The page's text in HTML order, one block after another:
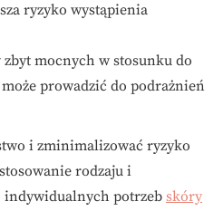
ryzyko wystąpienia
mocnych w stosunku do
prowadzić do podrażnień
i zminimalizować ryzyko
rodzaju i
indywidualnych potrzeb skóry